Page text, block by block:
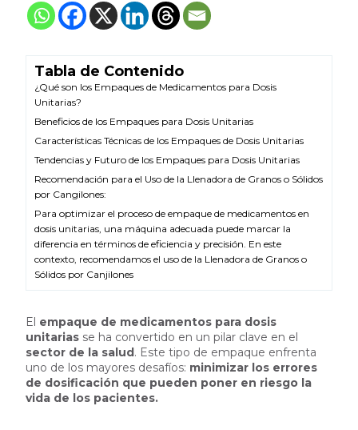
Tabla de Contenido
¿Qué son los Empaques de Medicamentos para Dosis
Unitarias?
Beneficios de los Empaques para Dosis Unitarias
Características Técnicas de los Empaques de Dosis Unitarias
Tendencias y Futuro de los Empaques para Dosis Unitarias
Recomendación para el Uso de la Llenadora de Granos o Sólidos
por Cangilones:
Para optimizar el proceso de empaque de medicamentos en
dosis unitarias, una máquina adecuada puede marcar la
diferencia en términos de eficiencia y precisión. En este
contexto, recomendamos el uso de la Llenadora de Granos o
Sólidos por Canjilones
El empaque de medicamentos para dosis
unitarias se ha convertido en un pilar clave en el
sector de la salud. Este tipo de empaque enfrenta
uno de los mayores desafíos: minimizar los errores
de dosificación que pueden poner en riesgo la
vida de los pacientes.